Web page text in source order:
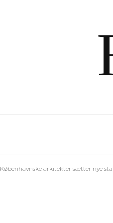
Københavnske arkitekter sætter nye